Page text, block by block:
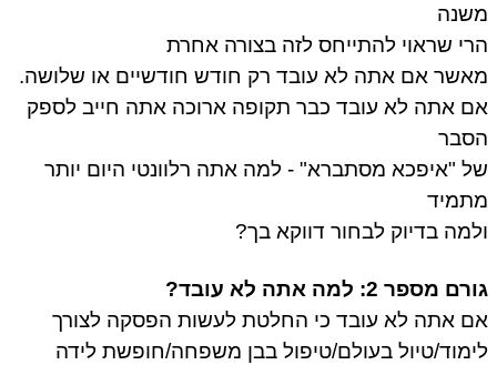
שראוי להתייחס לזה בצורה אחרת
אם אתה לא עובד רק חודש חודשיים או שלושה.
אתה לא עובד כבר תקופה ארוכה אתה חייב לספק
"איפכא מסתברא" - למה אתה רלוונטי היום יותר
בדיוק לבחור דווקא בך?
מספר 2: למה אתה לא עובד?
אתה לא עובד כי החלטת לעשות הפסקה לצורך
טיול בעולם/טיפול בבן משפחה/חופשת לידה